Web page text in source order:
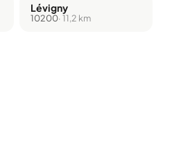
Lévigny
10200· 11,2 km